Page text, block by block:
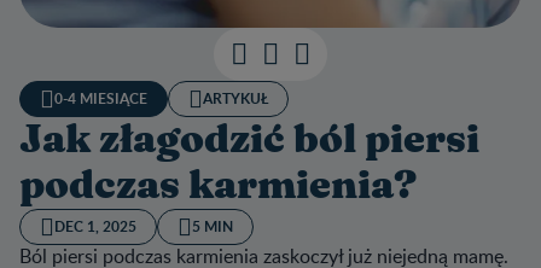
0-4 MIESIĄCE ARTYKUŁ
Jak złagodzić ból piersi
podczas karmienia?
DEC 1, 2025 5 MIN
Ból piersi podczas karmienia zaskoczył już niejedną mamę.